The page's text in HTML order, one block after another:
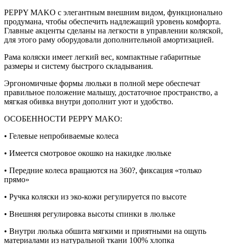
PEPPY MAKO с элегантным внешним видом, функционально
продумана, чтобы обеспечить надлежащий уровень комфорта.
Главные акценты сделаны на легкости в управлении коляской,
для этого раму оборудовали дополнительной амортизацией.
Рама коляски имеет легкий вес, компактные габаритные
размеры и систему быстрого складывания.
Эргономичные формы люльки в полной мере обеспечат
правильное положение малышу, достаточное пространство, а
мягкая обивка внутри дополнит уют и удобство.
ОСОБЕННОСТИ PEPPY MAKO:
• Гелевые непробиваемые колеса
• Имеется смотровое окошко на накидке люльке
• Передние колеса вращаются на 360?, фиксация «только
прямо»
• Ручка коляски из эко-кожи регулируется по высоте
• Внешняя регулировка высоты спинки в люльке
• Внутри люлька обшита мягкими и приятными на ощупь
материалами из натуральной ткани 100% хлопка